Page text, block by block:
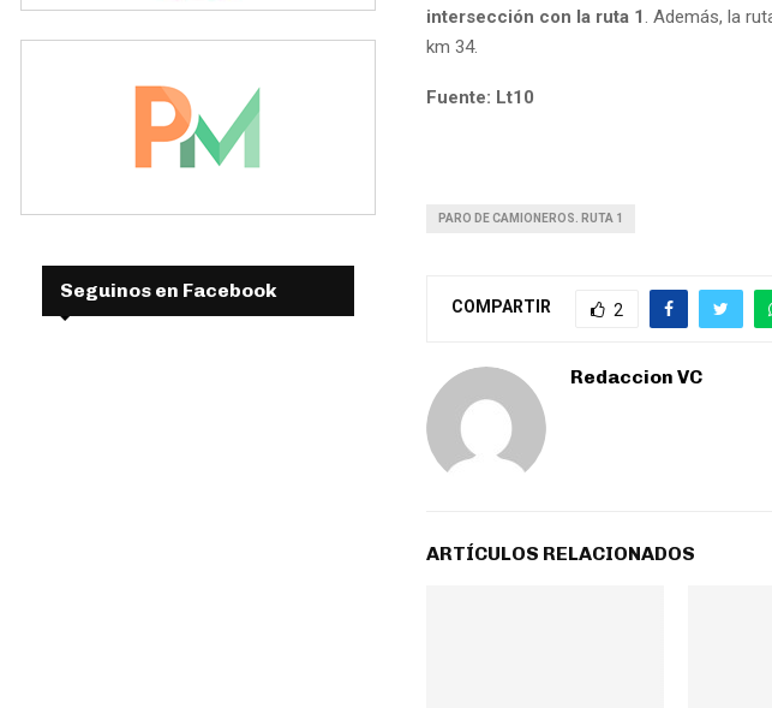
intersección con la ruta 1 . Además, la
km 34.
Fuente: Lt10
PARO DE CAMIONEROS. RUTA 1
COMPARTIR 2
Redaccion VC
ARTÍCULOS RELACIONADOS
Seguinos en Facebook